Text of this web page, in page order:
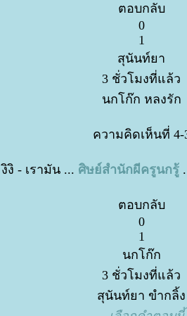
ตอบกลับ
0
1
สุนันท์ยา
3 ชั่วโมงที่แล้ว
นกโก๊ก หลงรัก
ความคิดเห็นที่ 4-
งิงิ - เรามัน ... ศิษย์สำนักผีครูนกรู้
ตอบกลับ
0
1
นกโก๊ก
3 ชั่วโมงที่แล้ว
สุนันท์ยา ขำกลิ้ง